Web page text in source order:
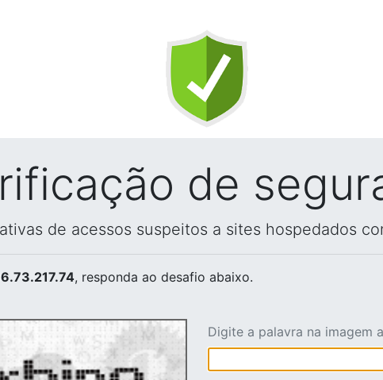
de
de acessos suspeitos a sites hospedados
, responda ao desafio abaixo.
Digite a palavra na imagem